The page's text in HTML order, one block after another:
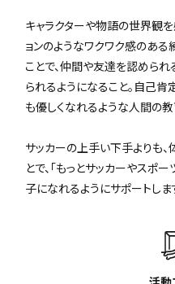
キャラクターや物語の世界観
ョンのようなワクワク感のあ
ことで、仲間や友達を認めら
られるようになること。自己
も優しくなれるような人間の教
サッカーの上手い下手よりも
とで、「もっとサッカーやスポ
子になれるようにサポートしま